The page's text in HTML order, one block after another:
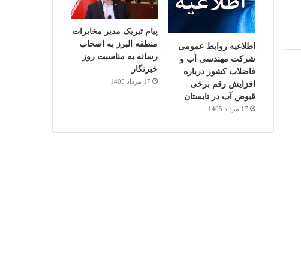
اطلاعیه روابط عمومی
شرکت مهندسی آب و
فاضلاب کشور درباره
افزایش رقم برخی
قبوض آب در تابستان
17 مرداد 1405
پیام تبریک مدیر مخابرات
منطقه البرز به اصحاب
رسانه به مناسبت روز
خبرنگار
17 مرداد 1405